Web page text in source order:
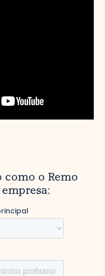
o Remo